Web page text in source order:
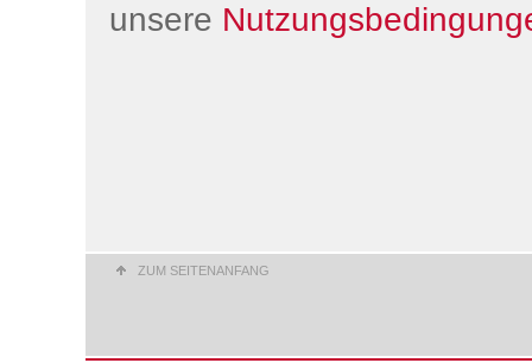
unsere
ZUM SEITENANFANG